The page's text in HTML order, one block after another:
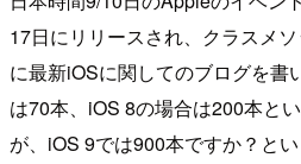
17日にリリースされ、クラスメ
に最新iOSに関してのブログを書
は70本、iOS 8の場合は200本と
が、iOS 9では900本ですか？と